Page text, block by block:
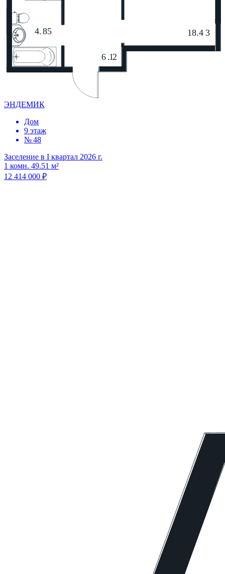
ЭНДЕМИК
Дом
9 этаж
№ 48
Заселение в I квартал 2026 г.
1 комн. 49.51 м²
12 414 000 ₽